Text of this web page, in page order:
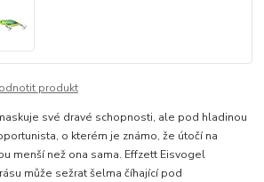
produkt
své dravé schopnosti, ale pod hladinou
o kterém je známo, že útočí na
menší než ona sama. Effzett Eisvogel
může sežrat šelma číhající pod